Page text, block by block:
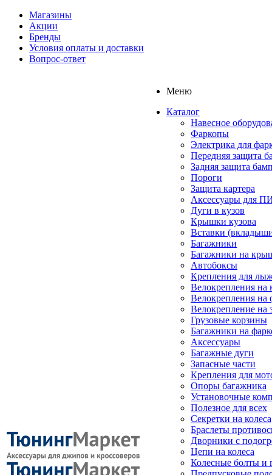
Магазины
Акции
Бренды
Условия оплаты и доставки
Вопрос-ответ
Меню
Каталог
Навесное
Фаркопы
Электрика для
Передняя защита
Задняя защита
Пороги
Защита картера
Аксессуары для
Дуги в кузов
Крышки кузова
Вставки
Багажники
Багажники на
Автобоксы
Крепления для
Велокрепления
Велокрепления на
Велокрепление на
Грузовые корзины
Багажники на
Аксессуары
Багажные дуги
Запасные части
Крепления для
Опоры багажника
Установочные
Полезное для всех
Секретки на колеса
Браслеты
Дворники с
Цепи на колеса
Колесные болты и